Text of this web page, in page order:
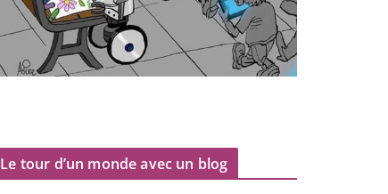
Le tour d’un monde avec un blog